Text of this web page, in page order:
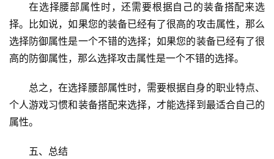
在选择腰部属性时，还需要根据自己的装备搭配来选
择。比如说，如果您的装备已经有了很高的攻击属性，那么
选择防御属性是一个不错的选择；如果您的装备已经有了很
高的防御属性，那么选择攻击属性是一个不错的选择。
总之，在选择腰部属性时，需要根据自身的职业特点、
个人游戏习惯和装备搭配来选择，才能选择到最适合自己的
属性。
五、总结